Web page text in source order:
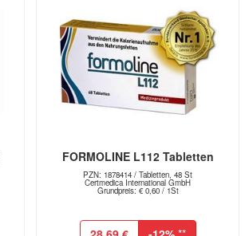
FORMOLINE L112 Tabletten
PZN: 1878414 / Tabletten, 48 St
Certmedica International GmbH
Grundpreis: € 0,60 / 1St